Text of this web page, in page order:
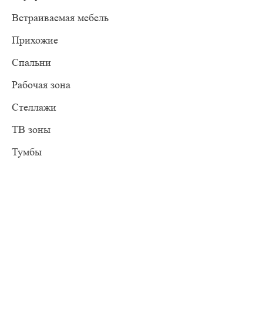
Встраиваемая мебель
Прихожие
Спальни
Рабочая зона
Стеллажи
ТВ зоны
Тумбы